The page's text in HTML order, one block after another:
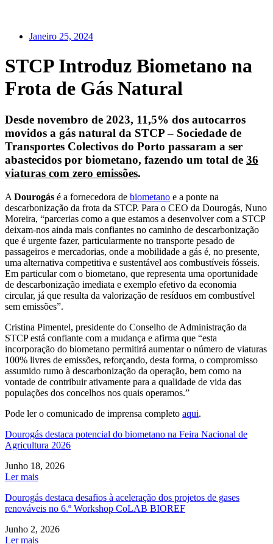
Janeiro 25, 2024
STCP Introduz Biometano na
Frota de Gás Natural
Desde novembro de 2023, 11,5% dos autocarros
movidos a gás natural da STCP – Sociedade de
Transportes Colectivos do Porto passaram a ser
abastecidos por biometano, fazendo um total de 36
viaturas com zero emissões.
A Dourogás é a fornecedora de biometano e a ponte na
descarbonização da frota da STCP. Para o CEO da Dourogás, Nuno
Moreira, “parcerias como a que estamos a desenvolver com a STCP
deixam-nos ainda mais confiantes no caminho de descarbonização
que é urgente fazer, particularmente no transporte pesado de
passageiros e mercadorias, onde a mobilidade a gás é, no presente,
uma alternativa competitiva e sustentável aos combustíveis fósseis.
Em particular com o biometano, que representa uma oportunidade
de descarbonização imediata e exemplo efetivo da economia
circular, já que resulta da valorização de resíduos em combustível
sem emissões”.
Cristina Pimentel, presidente do Conselho de Administração da
STCP está confiante com a mudança e afirma que “esta
incorporação do biometano permitirá aumentar o número de viaturas
100% livres de emissões, reforçando, desta forma, o compromisso
assumido rumo à descarbonização da operação, bem como na
vontade de contribuir ativamente para a qualidade de vida das
populações dos concelhos nos quais operamos.”
Pode ler o comunicado de imprensa completo aqui.
Dourogás destaca potencial do biometano na Feira Nacional de
Agricultura 2026
Junho 18, 2026
Ler mais
Dourogás destaca desafios à aceleração dos projetos de gases
renováveis no 6.º Workshop CoLAB BIOREF
Junho 2, 2026
Ler mais